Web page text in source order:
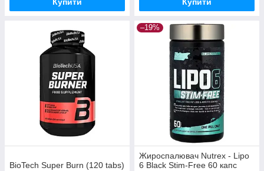
BioTech Super Burn (120 tabs)
–19%
Жироспалювач Nutrex - Lipo
6 Black Stim-Free 60 капс